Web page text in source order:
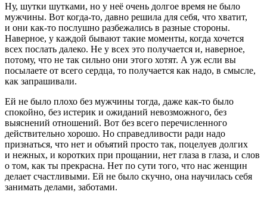
Ну, шутки шутками, но у неё очень долгое время не было
мужчины. Вот когда-то, давно решила для себя, что хватит,
и они как-то послушно разбежались в разные стороны.
Наверное, у каждой бывают такие моменты, когда хочется
всех послать далеко. Не у всех это получается и, наверное,
потому, что не так сильно они этого хотят. А уж если вы
посылаете от всего сердца, то получается как надо, в смысле,
как запрашивали.
Ей не было плохо без мужчины тогда, даже как-то было
спокойно, без истерик и ожиданий невозможного, без
выяснений отношений. Вот без всего перечисленного
действительно хорошо. Но справедливости ради надо
признаться, что нет и объятий просто так, поцелуев долгих
и нежных, и коротких при прощании, нет глаза в глаза, и слов
о том, как ты прекрасна. Нет по сути того, что нас женщин
делает счастливыми. Ей не было скучно, она научилась себя
занимать делами, заботами.